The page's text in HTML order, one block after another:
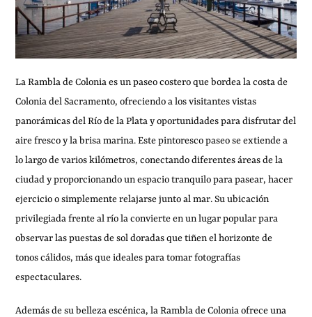
La Rambla de Colonia es un paseo costero que bordea la costa de
Colonia del Sacramento, ofreciendo a los visitantes vistas
panorámicas del Río de la Plata y oportunidades para disfrutar del
aire fresco y la brisa marina. Este pintoresco paseo se extiende a
lo largo de varios kilómetros, conectando diferentes áreas de la
ciudad y proporcionando un espacio tranquilo para pasear, hacer
ejercicio o simplemente relajarse junto al mar. Su ubicación
privilegiada frente al río la convierte en un lugar popular para
observar las puestas de sol doradas que tiñen el horizonte de
tonos cálidos, más que ideales para tomar fotografías
espectaculares.
Además de su belleza escénica, la Rambla de Colonia ofrece una